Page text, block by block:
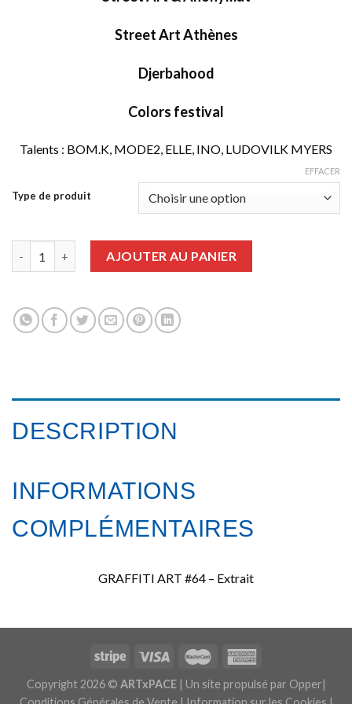
Street Art Athènes
Djerbahood
Colors festival
Talents : BOM.K, MODE2, ELLE, INO, LUDOVILK MYERS
Type de produit
EFFACER
AJOUTER AU PANIER
DESCRIPTION
INFORMATIONS
COMPLÉMENTAIRES
GRAFFITI ART #64 – Extrait
Copyright 2026 © ARTxPACE| Un site propulsé par Opper|